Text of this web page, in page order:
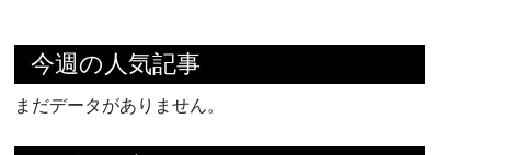
今週の人気記事
まだデータがありません。